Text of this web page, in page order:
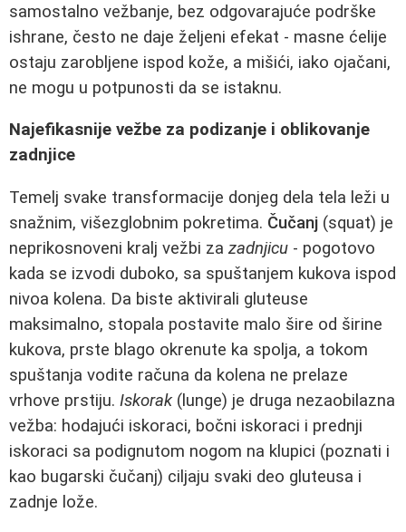
samostalno vežbanje, bez odgovarajuće podrške
ishrane, često ne daje željeni efekat - masne ćelije
ostaju zarobljene ispod kože, a mišići, iako ojačani,
ne mogu u potpunosti da se istaknu.
Najefikasnije vežbe za podizanje i oblikovanje
zadnjice
Temelj svake transformacije donjeg dela tela leži u
snažnim, višezglobnim pokretima. Čučanj (squat) je
neprikosnoveni kralj vežbi za zadnjicu - pogotovo
kada se izvodi duboko, sa spuštanjem kukova ispod
nivoa kolena. Da biste aktivirali gluteuse
maksimalno, stopala postavite malo šire od širine
kukova, prste blago okrenute ka spolja, a tokom
spuštanja vodite računa da kolena ne prelaze
vrhove prstiju. Iskorak(lunge) je druga nezaobilazna
vežba: hodajući iskoraci, bočni iskoraci i prednji
iskoraci sa podignutom nogom na klupici (poznati i
kao bugarski čučanj) ciljaju svaki deo gluteusa i
zadnje lože.